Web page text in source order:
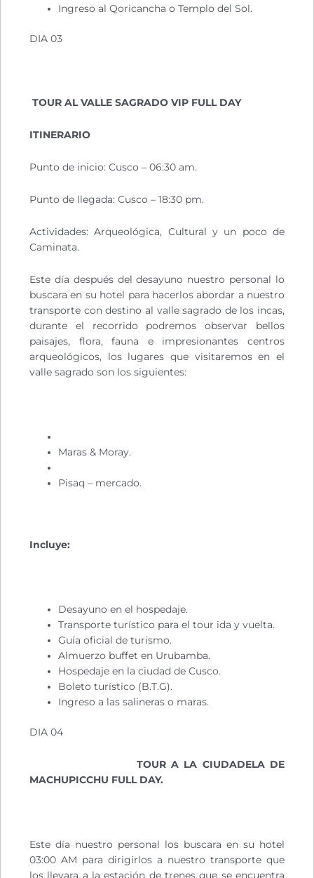
Ingreso al Qoricancha o Templo del Sol.
DIA 03
TOUR AL VALLE SAGRADO VIP FULL DAY
ITINERARIO
Punto de inicio: Cusco – 06:30 am.
Punto de llegada: Cusco – 18:30 pm.
Actividades: Arqueológica, Cultural y un poco de
Caminata.
Este día después del desayuno nuestro personal lo
buscara en su hotel para hacerlos abordar a nuestro
transporte con destino al valle sagrado de los incas,
durante el recorrido podremos observar bellos
paisajes, flora, fauna e impresionantes centros
arqueológicos, los lugares que visitaremos en el
valle sagrado son los siguientes:
Maras & Moray.
Pisaq – mercado.
Incluye:
Desayuno en el hospedaje.
Transporte turístico para el tour ida y vuelta.
Guía oficial de turismo.
Almuerzo buffet en Urubamba.
Hospedaje en la ciudad de Cusco.
Boleto turístico (B.T.G).
Ingreso a las salineras o maras.
DIA 04
TOUR A LA CIUDADELA DE
MACHUPICCHU FULL DAY.
Este día nuestro personal los buscara en su hotel
03:00 AM para dirigirlos a nuestro transporte que
los llevara a la estación de trenes que se encuentra